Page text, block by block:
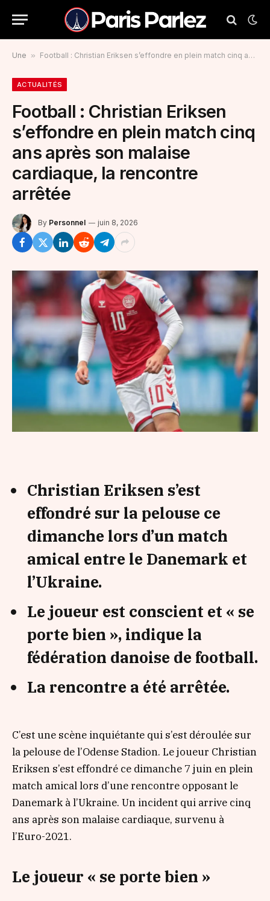
Une » Football : Christian Eriksen s’effondre en plein match cinq ans après son malaise cardiaque, la rencontre arrêtée
ACTUALITÉS
Football : Christian Eriksen
s’effondre en plein match cinq
ans après son malaise
cardiaque, la rencontre
arrêtée
By Personnel juin 8, 2026
Christian Eriksen s’est
effondré sur la pelouse ce
dimanche lors d’un match
amical entre le Danemark et
l’Ukraine.
Le joueur est conscient et « se
porte bien », indique la
fédération danoise de football.
La rencontre a été arrêtée.
C’est une scène inquiétante qui s’est déroulée sur
la pelouse de l’Odense Stadion. Le joueur Christian
Eriksen s’est effondré ce dimanche 7 juin en plein
match amical lors d’une rencontre opposant le
Danemark à l’Ukraine. Un incident qui arrive cinq
ans après son malaise cardiaque, survenu à
l’Euro-2021.
Le joueur « se porte bien »